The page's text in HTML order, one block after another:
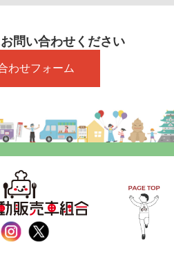
問い合わせください
わせフォーム